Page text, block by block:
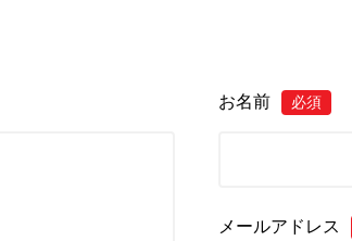
お名前 必須
メールアドレス